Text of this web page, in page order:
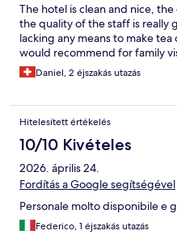
The hotel is clean and nice,
the quality of the staff is really
lacking any means to make
would recommend for family
Daniel, 2 éjszakás utazás
Hitelesített értékelés
10/10 Kivételes
2026. április 24.
Fordítás a Google segítségével
Personale molto disponibile e
Federico, 1 éjszakás utazás